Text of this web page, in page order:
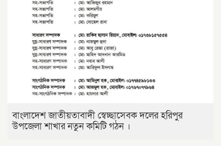
বাংলাদেশ জাতীয়তাবাদী স্বেচ্ছাসেবক দলের হরিপুর
উপজেলা শাখার নতুন কমিটি গঠন ।